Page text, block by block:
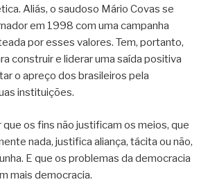
Aliás, o saudoso Mário Covas se
em 1998 com uma campanha
por esses valores. Tem, portanto,
construir e liderar uma saída positiva
o apreço dos brasileiros pela
instituições.
os fins não justificam os meios, que
nada, justifica aliança, tácita ou não,
E que os problemas da democracia
mais democracia.